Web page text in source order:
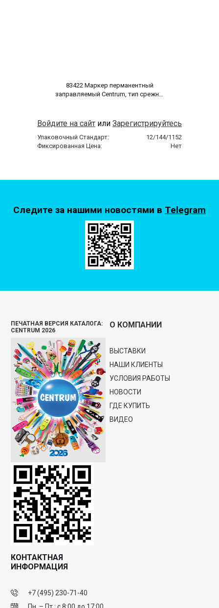
83422 Маркер перманентный
заправляемый Centrum, тип срежня
Войдите на сайт или Зарегистрируйтесь
Упаковочный Стандарт:
12/144/1152
Фиксированная Цена:
Нет
Следите за нашими новостями в Telegram
ПЕЧАТНАЯ ВЕРСИЯ КАТАЛОГА:
CENTRUM 2026
О КОМПАНИИ
ВЫСТАВКИ
НАШИ КЛИЕНТЫ
УСЛОВИЯ РАБОТЫ
НОВОСТИ
ГДЕ КУПИТЬ
ВИДЕО
КОНТАКТНАЯ
ИНФОРМАЦИЯ
+7 (495) 230-71-40